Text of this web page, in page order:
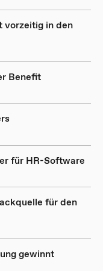
vorzeitig in den
Benefit
für HR-Software
für den
gewinnt